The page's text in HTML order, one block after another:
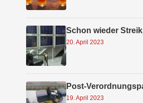
Schon wieder
20. April 2023
Post-
19. April 2023